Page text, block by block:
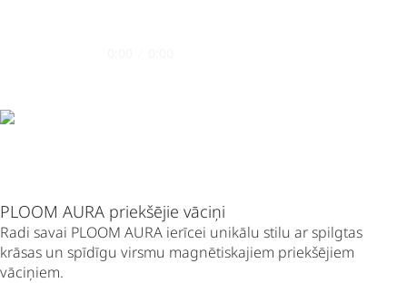
PLOOM AURA priekšējie vāciņi
Radi savai PLOOM AURA ierīcei unikālu stilu ar spilgtas
krāsas un spīdīgu virsmu magnētiskajiem priekšējiem
vāciņiem.